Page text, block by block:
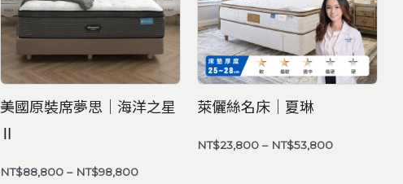
美國原裝席夢思｜海洋之星
NT$88,800 – NT$98,800
萊儷絲名床｜夏琳
NT$23,800 – NT$53,800